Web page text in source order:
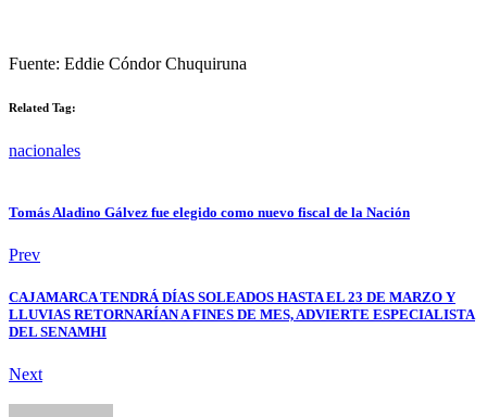
Fuente: Eddie Cóndor Chuquiruna
Related Tag:
nacionales
Tomás Aladino Gálvez fue elegido como nuevo fiscal de la Nación
Prev
CAJAMARCA TENDRÁ DÍAS SOLEADOS HASTA EL 23 DE MARZO Y
LLUVIAS RETORNARÍAN A FINES DE MES, ADVIERTE ESPECIALISTA
DEL SENAMHI
Next